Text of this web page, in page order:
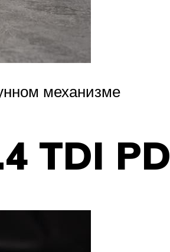
механизме
TDI PD